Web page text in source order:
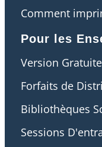
Comment
Pour les
Version
Forfaits de
Bibliothèques
Sessions